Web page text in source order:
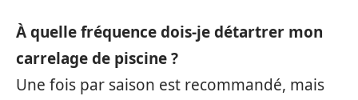
À quelle fréquence dois-je détartrer mon
carrelage de piscine ?
Une fois par saison est recommandé, mais